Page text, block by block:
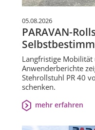
05.08.2026
PARAVAN-
Langfristige Mobilität
Anwenderberichte
Stehrollstuhl PR 40
schenken.
mehr erfahren